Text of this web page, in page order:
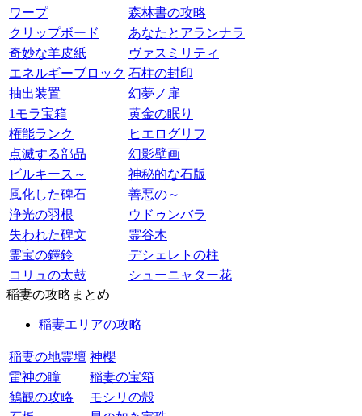
ワープ
森林書の攻略
クリップボード
あなたとアランナラ
奇妙な羊皮紙
ヴァスミリティ
エネルギーブロック 石柱の封印
抽出装置
幻夢ノ扉
1モラ宝箱
黄金の眠り
権能ランク
ヒエログリフ
点滅する部品
幻影壁画
ビルキース～
神秘的な石版
風化した碑石
善悪の～
浄光の羽根
ウドゥンバラ
失われた碑文
霊谷木
霊宝の鐸鈴
デシェレトの柱
コリュの太鼓
シューニャター花
稲妻の攻略まとめ
稲妻エリアの攻略
稲妻の地霊壇 神櫻
雷神の瞳
稲妻の宝箱
鶴観の攻略
モシリの殻